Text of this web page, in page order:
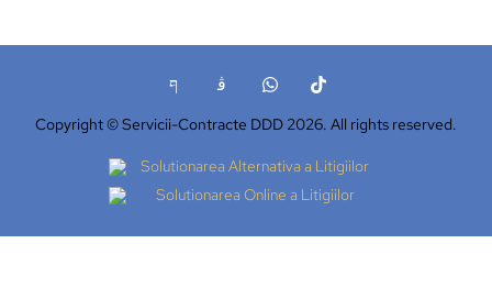
Copyright © Servicii-Contracte DDD 2026. All rights reserved.